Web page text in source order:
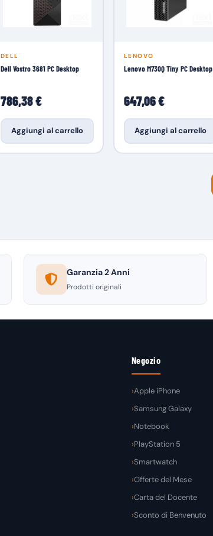
DELL
Dell Vostro 3681 PC Desktop
786,38 €
Aggiungi al carrello
LENOVO
Lenovo M730Q Tiny PC Desktop
647,06 €
Aggiungi al carrello
Garanzia 2 Anni
Prodotti originali
Negozio
Apple iPhone
Samsung Galaxy
Notebook
PlayStation 5
Smartwatch
Offerte del Mese
Carta del Docente
Sconto di Benvenuto